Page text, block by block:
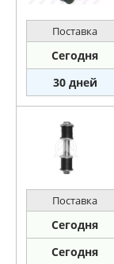
Поставка
Сегодня
30 дней
Поставка
Сегодня
Сегодня